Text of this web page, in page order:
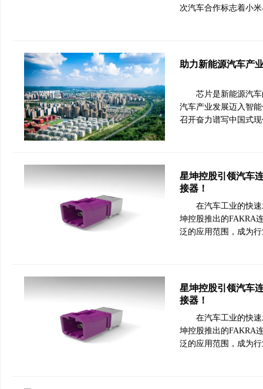
次汽车合作标志着小
助力新能源汽车产
芯片是新能源汽
汽车产业发展迈入智
召开奋力谱写中国式
星坤控股引领汽车
接器！
在汽车工业的快
坤控股推出的FAKRA
泛的应用范围，成为
星坤控股引领汽车
接器！
在汽车工业的快
坤控股推出的FAKRA
泛的应用范围，成为